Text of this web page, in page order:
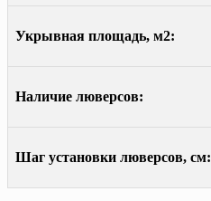
Укрывная площадь, м2:
Наличие люверсов:
Шаг установки люверсов, см: